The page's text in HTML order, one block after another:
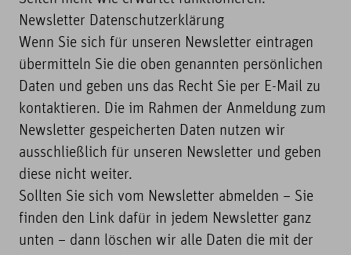
Newsletter Datenschutzerklärung
Wenn Sie sich für unseren Newsletter eintragen
übermitteln Sie die oben genannten persönlichen
Daten und geben uns das Recht Sie per E-Mail zu
kontaktieren. Die im Rahmen der Anmeldung zum
Newsletter gespeicherten Daten nutzen wir
ausschließlich für unseren Newsletter und geben
diese nicht weiter.
Sollten Sie sich vom Newsletter abmelden – Sie
finden den Link dafür in jedem Newsletter ganz
unten – dann löschen wir alle Daten die mit der